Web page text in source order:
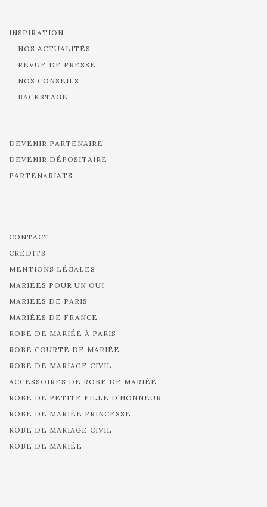
INSPIRATION
NOS ACTUALITÉS
REVUE DE PRESSE
NOS CONSEILS
BACKSTAGE
DEVENIR PARTENAIRE
DEVENIR DÉPOSITAIRE
PARTENARIATS
CONTACT
CRÉDITS
MENTIONS LÉGALES
MARIÉES POUR UN OUI
MARIÉES DE PARIS
MARIÉES DE FRANCE
ROBE DE MARIÉE À PARIS
ROBE COURTE DE MARIÉE
ROBE DE MARIAGE CIVIL
ACCESSOIRES DE ROBE DE MARIÉE
ROBE DE PETITE FILLE D’HONNEUR
ROBE DE MARIÉE PRINCESSE
ROBE DE MARIAGE CIVIL
ROBE DE MARIÉE